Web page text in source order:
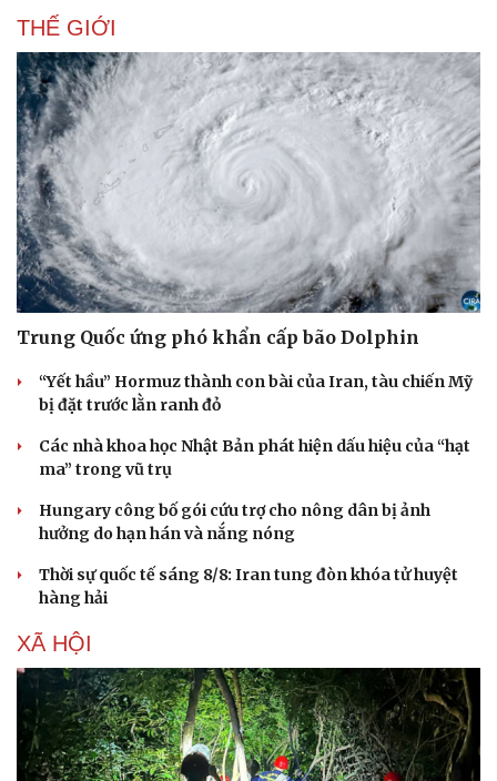
Doanh nghiệp
Thông tin doanh nghiệp
Doanh nghiệp 24h
Công nghệ
Sành điệu
Tin Công nghệ
THẾ GIỚI
Trung Quốc ứng phó khẩn cấp bão Dolphin
“Yết hầu” Hormuz thành con bài của Iran, tàu chiến Mỹ
bị đặt trước lằn ranh đỏ
Các nhà khoa học Nhật Bản phát hiện dấu hiệu của “hạt
ma” trong vũ trụ
Hungary công bố gói cứu trợ cho nông dân bị ảnh
hưởng do hạn hán và nắng nóng
Thời sự quốc tế sáng 8/8: Iran tung đòn khóa tử huyệt
hàng hải
XÃ HỘI